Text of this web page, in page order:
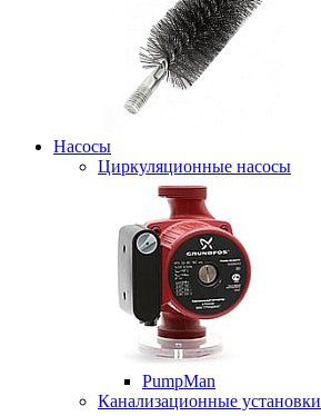
Насосы
Циркуляционные насосы
PumpMan
Канализационные установки